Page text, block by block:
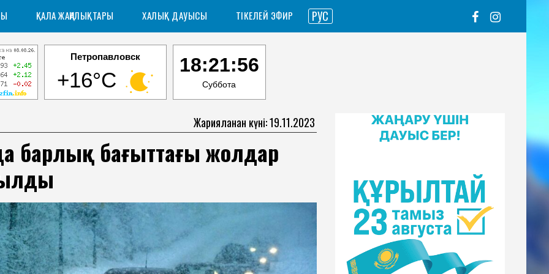
ҚАЛА ЖАҢАЛЫҚТАРЫ ХАЛЫҚ ДАУЫСЫ ТІКЕЛЕЙ ЭФИР РУС
Петропавловск
+16°C
18:21:56
Суббота
Жарияланған күні: 19.11.2023
барлық бағыттағы жолдар